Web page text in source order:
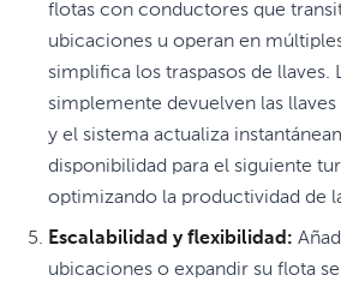
flotas con conductores que
ubicaciones u operan en
simplifica los traspasos de llaves.
simplemente devuelven las
y el sistema actualiza
disponibilidad para el siguiente
optimizando la productividad de
Escalabilidad y flexibilidad:
ubicaciones o expandir su flota